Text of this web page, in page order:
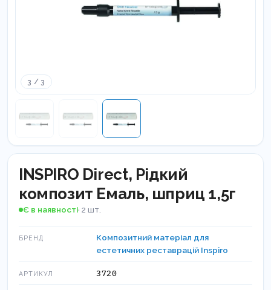
3 / 3
INSPIRO Direct, Рідкий
композит Емаль, шприц 1,5г
Є в наявності· 2 шт.
БРЕНД
Композитний матеріал для
естетичних реставрацій Inspiro
АРТИКУЛ 3720